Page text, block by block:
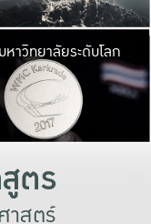
มหาวิ
เปลี่ยนแปลง แล
เพื่อทำง
ระบบสารสนเทศ
มหาวิทยาลัยระดับโลก
ตร
าสตร์